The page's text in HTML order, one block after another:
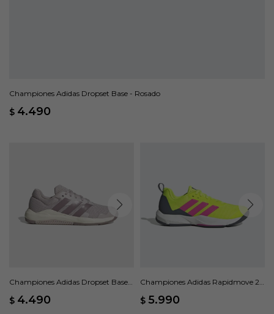
Championes Adidas Dropset Base - Rosado
$ 4.490
Championes Adidas Dropset Base
$ 4.490
Championes Adidas Rapidmove 2 -
$ 5.990